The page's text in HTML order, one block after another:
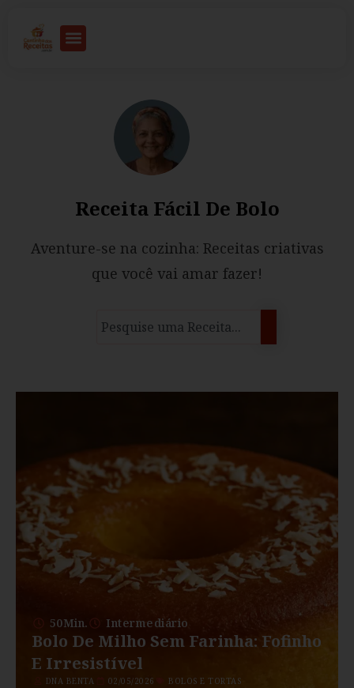
Receita Fácil De Bolo
Aventure-se na cozinha: Receitas criativas
que você vai amar fazer!
50Min. Intermediário
Bolo De Milho Sem Farinha: Fofinho
E Irresistível
DNA BENTA 02/05/2026 BOLOS E TORTAS